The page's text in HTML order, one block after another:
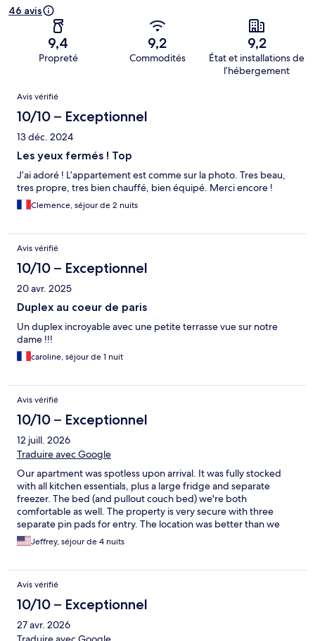
46 avis
9,4
Propreté
9,2
Commodités
9,2
État et installations de
l’hébergement
Avis
Avis vérifié
10/10 – Exceptionnel
13 déc. 2024
Les yeux fermés ! Top
J’ai adoré ! L’appartement est comme sur la photo. Tres beau,
tres propre, tres bien chauffé, bien équipé. Merci encore !
Clemence, séjour de 2 nuits
Avis vérifié
10/10 – Exceptionnel
20 avr. 2025
Duplex au coeur de paris
Un duplex incroyable avec une petite terrasse vue sur notre
dame !!!
caroline, séjour de 1 nuit
Avis vérifié
10/10 – Exceptionnel
12 juill. 2026
Traduire avec Google
Our apartment was spotless upon arrival. It was fully stocked
with all kitchen essentials, plus a large fridge and separate
freezer. The bed (and pullout couch bed) we're both
comfortable as well. The property is very secure with three
separate pin pads for entry. The location was better than we
could have imagined. Three coffee shops, bakery, and
pharmacy all on the same block. Cheese, wine, meat, and
negative (if we can find one) is that the property is on the
second floor, meaning two flights of stairs, and the stairs were
somewhat uneven. Not a problem unless you are not able
bodied.
Jeffrey, séjour de 4 nuits
Avis vérifié
10/10 – Exceptionnel
27 avr. 2026